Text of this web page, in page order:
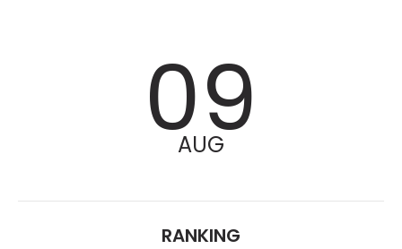
09
AUG
RANKING